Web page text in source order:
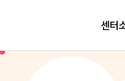
센터